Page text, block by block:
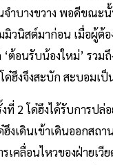
จำบางขวาง พอดีขณะ
วนิสต์มาก่อน เมื่อผู้ต้อ
‘ต้อนรับน้องใหม่’ รวม
ฮึงจึงสะบัก สะบอมเป็
ที่ 2 โด๋ฮึงได้รับการปล่
ฮึงเดินเข้าเดินออกสถ
เคลื่อนไหวของฝ่ายเวี